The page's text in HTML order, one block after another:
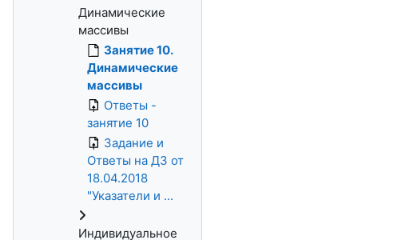
Динамические
массивы
Занятие 10.
Динамические
массивы
Ответы -
занятие 10
Задание и
Ответы на ДЗ от
18.04.2018
"Указатели и ...
Индивидуальное